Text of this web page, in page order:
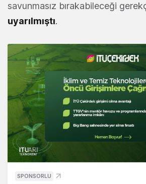
savunmasız bırakabileceği
uyarılmıştı.
SPONSORLU